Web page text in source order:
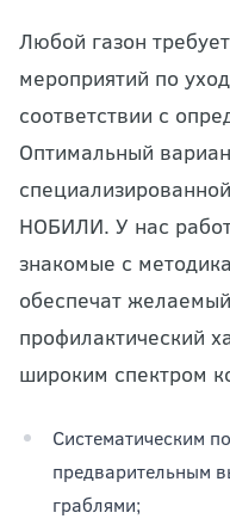
Любой газон
мероприятий по
соответствии с
Оптимальный
НОБИЛИ. У нас
знакомые с
обеспечат
профилактический
широким спектром
Систематическим
предварительным
граблями;